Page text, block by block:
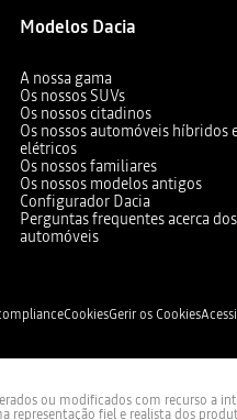
Modelos Dacia
A nossa gama
Os nossos SUVs
Os nossos citadinos
Os nossos automóveis híbridos
elétricos
Os nossos familiares
Os nossos modelos antigos
Configurador Dacia
Perguntas frequentes acerca dos
automóveis
CookiesGerir os Cookies
ou modificados com recurso a
representação fiel e realista dos